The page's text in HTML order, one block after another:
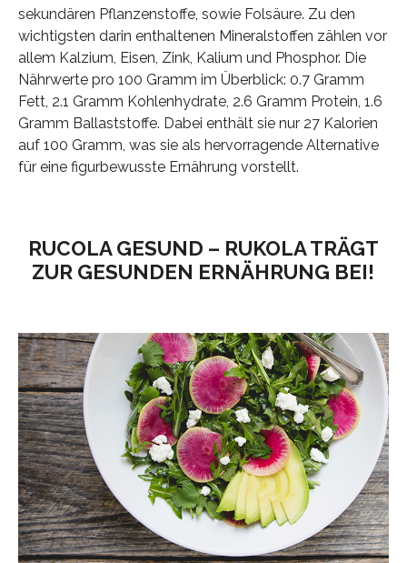
sekundären Pflanzenstoffe, sowie Folsäure. Zu den
wichtigsten darin enthaltenen Mineralstoffen zählen vor
allem Kalzium, Eisen, Zink, Kalium und Phosphor. Die
Nährwerte pro 100 Gramm im Überblick: 0.7 Gramm
Fett, 2.1 Gramm Kohlenhydrate, 2.6 Gramm Protein, 1.6
Gramm Ballaststoffe. Dabei enthält sie nur 27 Kalorien
auf 100 Gramm, was sie als hervorragende Alternative
für eine figurbewusste Ernährung vorstellt.
RUCOLA GESUND – RUKOLA TRÄGT
ZUR GESUNDEN ERNÄHRUNG BEI!